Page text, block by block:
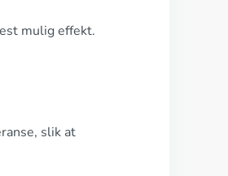
mulig effekt.
slik at